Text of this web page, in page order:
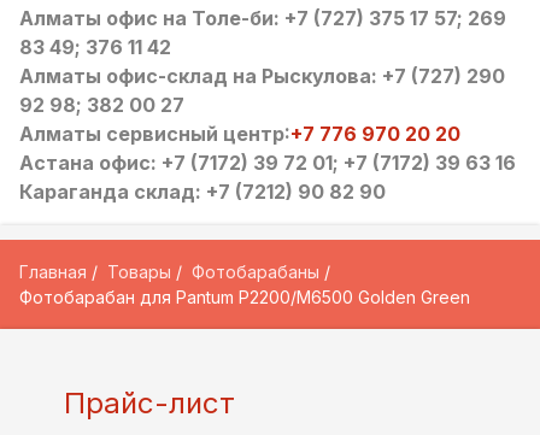
Алматы офис на Толе-би: +7 (727) 375 17 57; 269
83 49; 376 11 42
Алматы офис-склад на Рыскулова: +7 (727) 290
92 98; 382 00 27
Алматы сервисный центр:+7 776 970 20 20
Астана офис: +7 (7172) 39 72 01; +7 (7172) 39 63 16
Караганда склад: +7 (7212) 90 82 90
Главная Товары
Фотобарабаны
Фотобарабан для Pantum P2200/M6500 Golden Green
Прайс-лист